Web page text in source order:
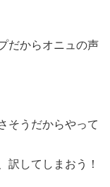
だからオニュの声
そうだからやって
訳してしまおう！